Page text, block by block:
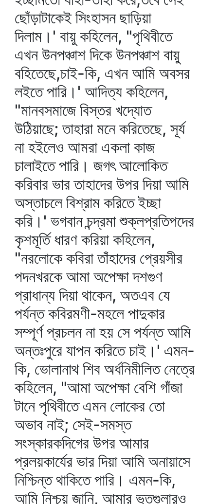
ছোঁড়াটাকেই সিংহাসন ছাড়িয়া
দিলাম।' বায়ু কহিলেন, "পৃথিবীতে
এখন উনপঞ্চাশ দিকে উনপঞ্চাশ বায়ু
বহিতেছে,চাই-কি, এখন আমি অবসর
লইতে পারি।' আদিত্য কহিলেন,
"মানবসমাজে বিস্তর খদ্যোত
উঠিয়াছে; তাহারা মনে করিতেছে, সূর্য
না হইলেও আমরা একলা কাজ
চালাইতে পারি। জগৎ আলোকিত
করিবার ভার তাহাদের উপর দিয়া আমি
অস্তাচলে বিশ্রাম করিতে ইচ্ছা
করি।' ভগবান চন্দ্রমা শুক্লপ্রতিপদের
কৃশমূর্তি ধারণ করিয়া কহিলেন,
"নরলোকে কবিরা তাঁহাদের প্রেয়সীর
পদনখরকে আমা অপেক্ষা দশগুণ
প্রাধান্য দিয়া থাকেন, অতএব যে
পর্যন্ত কবিরমণী-মহলে পাদুকার
সম্পূর্ণ প্রচলন না হয় সে পর্যন্ত আমি
অন্তঃপুরে যাপন করিতে চাই।' এমন-
কি, ভোলানাথ শিব অর্ধনিমীলিত নেত্রে
কহিলেন, "আমা অপেক্ষা বেশি গাঁজা
টানে পৃথিবীতে এমন লোকের তো
অভাব নাই; সেই-সমস্ত
সংস্কারকদিগের উপর আমার
প্রলয়কার্যের ভার দিয়া আমি অনায়াসে
নিশ্চিন্ত থাকিতে পারি। এমন-কি,
আমি নিশ্চয় জানি, আমার ভূতগুলারও